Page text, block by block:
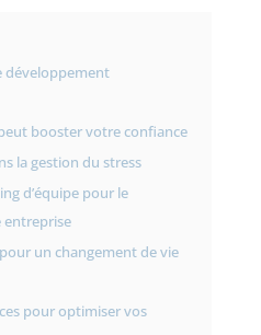
développement
booster votre confiance
la gestion du stress
d’équipe pour le
entreprise
un changement de vie
pour optimiser vos